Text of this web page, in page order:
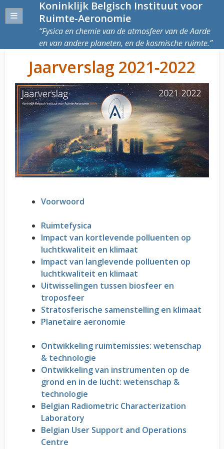
Koninklijk Belgisch Instituut voor
Ruimte-Aeronomie
Fysica en chemie van de atmosfeer van de Aarde
en van andere planeten, en de kosmische ruimte.
Jaarverslag 2021-2022
Voorwoord
Ruimtefysica
Impact van kortlevende polluenten op
luchtkwaliteit en klimaat
Impact van langlevende polluenten op
luchtkwaliteit en klimaat
Uitwisselingen tussen biosfeer en
troposfeer
Stratosferische samenstelling en klimaat
Planetaire aeronomie
Ontwikkeling ruimtemissies: wetenschap
& technologie
Ontwikkeling van instrumenten op de
grond en in de lucht: wetenschap &
technologie
Belgian Radiometric Characterization
Laboratory
Belgian User Support and Operations
Centre